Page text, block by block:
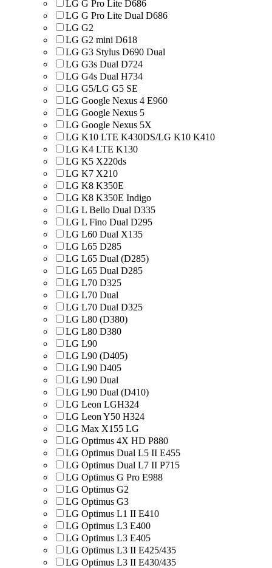
LG G Pro Lite D686
LG G Pro Lite Dual D686
LG G2
LG G2 mini D618
LG G3 Stylus D690 Dual
LG G3s Dual D724
LG G4s Dual H734
LG G5/LG G5 SE
LG Google Nexus 4 E960
LG Google Nexus 5
LG Google Nexus 5X
LG K10 LTE K430DS/LG K10 K410
LG K4 LTE K130
LG K5 X220ds
LG K7 X210
LG K8 K350E
LG K8 K350E Indigo
LG L Bello Dual D335
LG L Fino Dual D295
LG L60 Dual X135
LG L65 D285
LG L65 Dual (D285)
LG L65 Dual D285
LG L70 D325
LG L70 Dual
LG L70 Dual D325
LG L80 (D380)
LG L80 D380
LG L90
LG L90 (D405)
LG L90 D405
LG L90 Dual
LG L90 Dual (D410)
LG Leon LGH324
LG Leon Y50 H324
LG Max X155 LG
LG Optimus 4X HD P880
LG Optimus Dual L5 II E455
LG Optimus Dual L7 II P715
LG Optimus G Pro E988
LG Optimus G2
LG Optimus G3
LG Optimus L1 II E410
LG Optimus L3 E400
LG Optimus L3 E405
LG Optimus L3 II E425/435
LG Optimus L3 II E430/435